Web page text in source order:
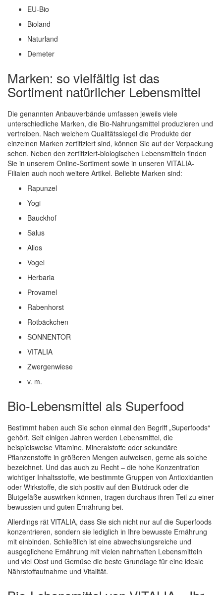
EU-Bio
Bioland
Naturland
Demeter
Marken: so vielfältig ist das
Sortiment natürlicher Lebensmittel
Die genannten Anbauverbände umfassen jeweils viele
unterschiedliche Marken, die Bio-Nahrungsmittel produzieren und
vertreiben. Nach welchem Qualitätssiegel die Produkte der
einzelnen Marken zertifiziert sind, können Sie auf der Verpackung
sehen. Neben den zertifiziert-biologischen Lebensmitteln finden
Sie in unserem Online-Sortiment sowie in unseren VITALIA-
Filialen auch noch weitere Artikel. Beliebte Marken sind:
Rapunzel
Yogi
Bauckhof
Salus
Allos
Vogel
Herbaria
Provamel
Rabenhorst
Rotbäckchen
SONNENTOR
VITALIA
Zwergenwiese
v. m.
Bio-Lebensmittel als Superfood
Bestimmt haben auch Sie schon einmal den Begriff „Superfoods“
gehört. Seit einigen Jahren werden Lebensmittel, die
beispielsweise Vitamine, Mineralstoffe oder sekundäre
Pflanzenstoffe in größeren Mengen aufweisen, gerne als solche
bezeichnet. Und das auch zu Recht – die hohe Konzentration
wichtiger Inhaltsstoffe, wie bestimmte Gruppen von Antioxidantien
oder Wirkstoffe, die sich positiv auf den Blutdruck oder die
Blutgefäße auswirken können, tragen durchaus ihren Teil zu einer
bewussten und guten Ernährung bei.
Allerdings rät VITALIA, dass Sie sich nicht nur auf die Superfoods
konzentrieren, sondern sie lediglich in Ihre bewusste Ernährung
mit einbinden. Schließlich ist eine abwechslungsreiche und
ausgeglichene Ernährung mit vielen nahrhaften Lebensmitteln
und viel Obst und Gemüse die beste Grundlage für eine ideale
Nährstoffaufnahme und Vitalität.